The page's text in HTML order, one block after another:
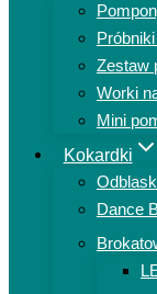
Zestaw
Worki
Mini
Kokardki
Dance